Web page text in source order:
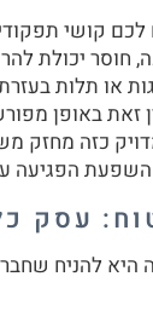
קושי
חוסר יכולת
או תלות
זאת באופן
כזה מחזק
השפעת הפגיעה
עסק
היא להניח